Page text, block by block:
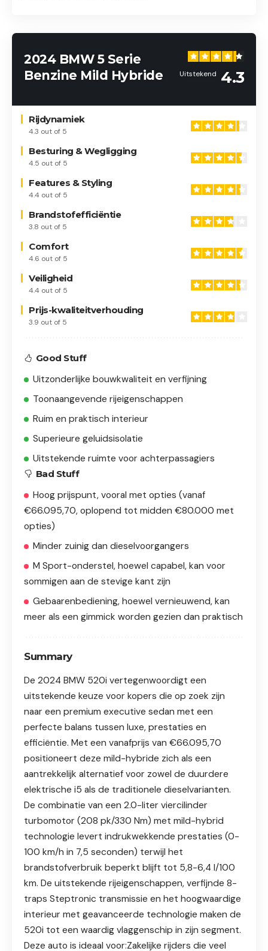
2024 BMW 5 Serie
Benzine Mild Hybride
Uitstekend 4.3
Rijdynamiek
4.3 out of 5
Besturing & Wegligging
4.5 out of 5
Features & Styling
4.4 out of 5
Brandstofefficiëntie
3.8 out of 5
Comfort
4.6 out of 5
Veiligheid
4.4 out of 5
Prijs-kwaliteitverhouding
3.9 out of 5
Good Stuff
Uitzonderlijke bouwkwaliteit en verfijning
Toonaangevende rijeigenschappen
Ruim en praktisch interieur
Superieure geluidsisolatie
Uitstekende ruimte voor achterpassagiers
Bad Stuff
Hoog prijspunt, vooral met opties (vanaf
€66.095,70, oplopend tot midden €80.000 met
opties)
Minder zuinig dan dieselvoorgangers
M Sport-onderstel, hoewel capabel, kan voor
sommigen aan de stevige kant zijn
Gebaarenbediening, hoewel vernieuwend, kan
meer als een gimmick worden gezien dan praktisch
Summary
De 2024 BMW 520i vertegenwoordigt een
uitstekende keuze voor kopers die op zoek zijn
naar een premium executive sedan met een
perfecte balans tussen luxe, prestaties en
efficiëntie. Met een vanafprijs van €66.095,70
positioneert deze mild-hybride zich als een
aantrekkelijk alternatief voor zowel de duurdere
elektrische i5 als de traditionele dieselvarianten.
De combinatie van een 2.0-liter viercilinder
turbomotor (208 pk/330 Nm) met mild-hybrid
technologie levert indrukwekkende prestaties (0-
100 km/h in 7,5 seconden) terwijl het
brandstofverbruik beperkt blijft tot 5,8-6,4 l/100
km. De uitstekende rijeigenschappen, verfijnde 8-
traps Steptronic transmissie en het hoogwaardige
interieur met geavanceerde technologie maken de
520i tot een waardig vlaggenschip in zijn segment.
Deze auto is ideaal voor:Zakelijke rijders die veel